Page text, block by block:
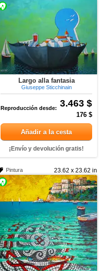
Largo alla fantasia
Giuseppe Sticchinain
3.463 $
Reproducción desde:
176 $
Añadir a la cesta
¡Envío y devolución gratis!
23.62 x 23.62 in
Pintura